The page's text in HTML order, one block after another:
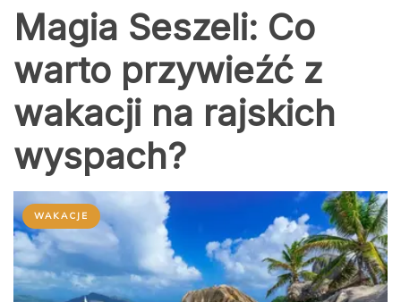
Magia Seszeli: Co
warto przywieźć z
wakacji na rajskich
wyspach?
WAKACJE